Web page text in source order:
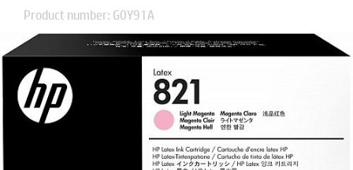
Product number: G0Y91A